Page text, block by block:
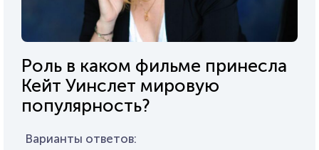
Роль в каком фильме принесла
Кейт Уинслет мировую
популярность?
Варианты ответов: